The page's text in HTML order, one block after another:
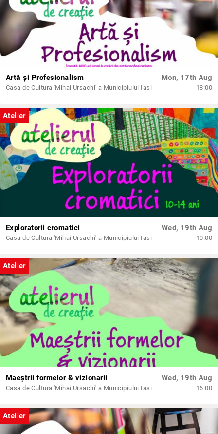
Artă și Profesionalism
Casa de Cultura 'Mihai Ursachi' a Municipiului Iasi
Mon, 17th Aug
18:00
Atelier
Exploratorii cromatici
Casa de Cultura 'Mihai Ursachi' a Municipiului Iasi
Wed, 19th Aug
10:00
Atelier
Maeștrii formelor & vizionarii
Casa de Cultura 'Mihai Ursachi' a Municipiului Iasi
Wed, 19th Aug
16:00
Atelier